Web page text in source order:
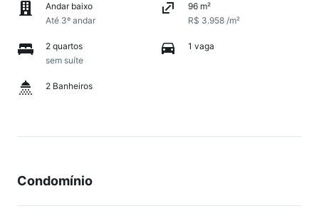
Andar baixo
Até 3º andar
96 m²
R$ 3.958 /m²
2 quartos
sem suíte
1 vaga
2 Banheiros
Condomínio